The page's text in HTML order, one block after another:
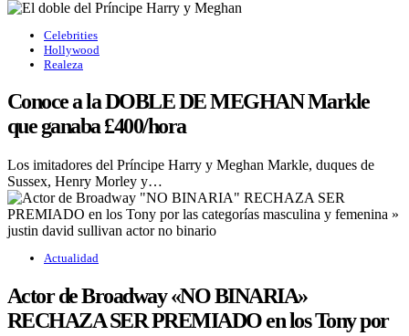
Celebrities
Hollywood
Realeza
Conoce a la DOBLE DE MEGHAN Markle
que ganaba £400/hora
Los imitadores del Príncipe Harry y Meghan Markle, duques de
Sussex, Henry Morley y…
Actualidad
Actor de Broadway «NO BINARIA»
RECHAZA SER PREMIADO en los Tony por